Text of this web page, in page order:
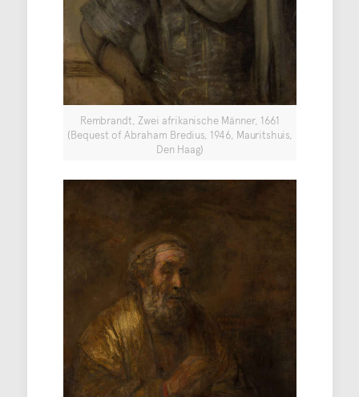
Rembrandt, Zwei afrikanische Männer, 1661
(Bequest of Abraham Bredius, 1946, Mauritshuis,
Den Haag)